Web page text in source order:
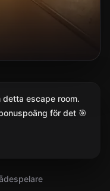
detta escape room.
för det 🎯